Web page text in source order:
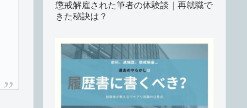
懲戒解雇された筆者の体験談｜再就職で
きた秘訣は？